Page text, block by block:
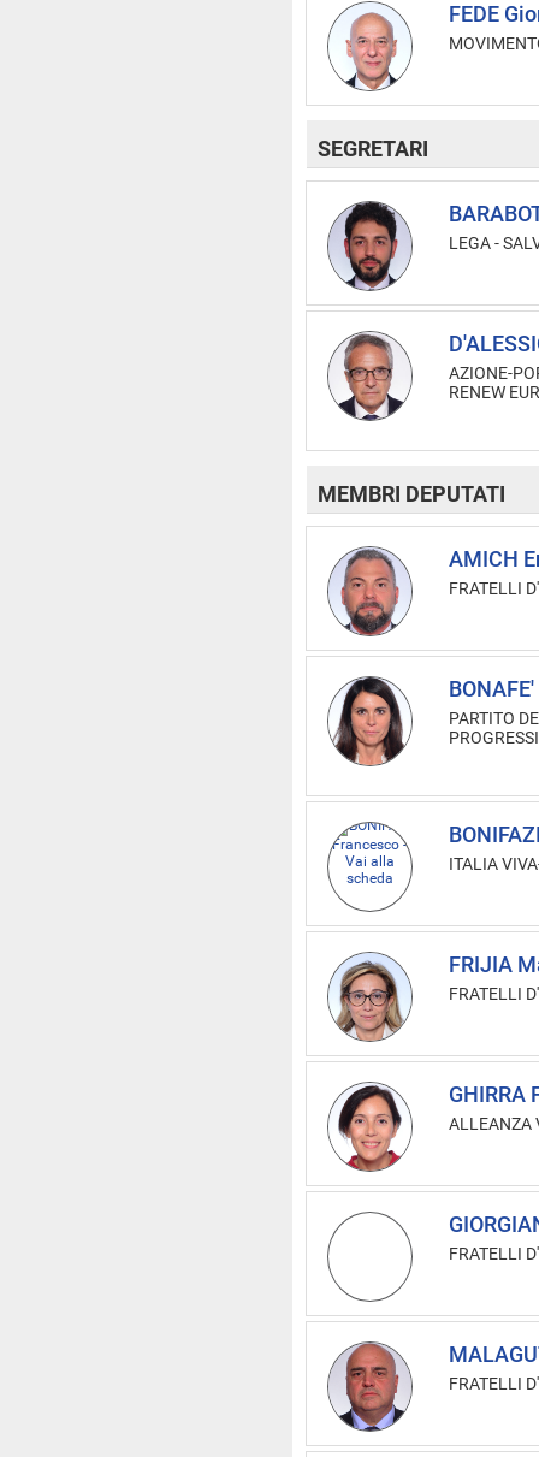
FEDE
SEGRETARI
LEGA -
AZIONE-
RENEW
MEMBRI DEPUTATI
AMICH
FRATELLI
PARTITO
ITALIA
FRIJIA
FRATELLI
GHIRRA
ALLEANZA
FRATELLI
FRATELLI